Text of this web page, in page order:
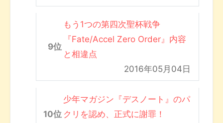
もう1つの第四次聖杯戦争
『Fate/Accel Zero Order』内容
と相違点
2016年05月04日
少年マガジン『デスノート』のパ
クリを認め、正式に謝罪！